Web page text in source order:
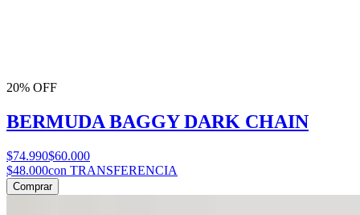
20% OFF
BERMUDA BAGGY DARK CHAIN
$74.990$60.000
$48.000con TRANSFERENCIA
Comprar